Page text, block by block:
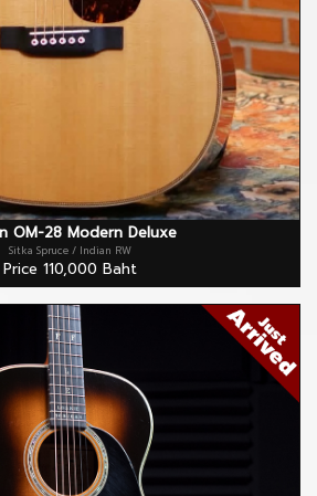
OM-28 Modern Deluxe
Sitka Spruce / Indian RW
Price 110,000 Baht